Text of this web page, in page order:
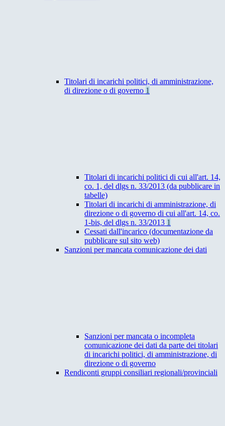
Titolari di incarichi politici, di amministrazione,
di direzione o di governo 1
Titolari di incarichi politici di cui all'art. 14,
co. 1, del dlgs n. 33/2013 (da pubblicare in
tabelle)
Titolari di incarichi di amministrazione, di
direzione o di governo di cui all'art. 14, co.
1-bis, del dlgs n. 33/2013 1
Cessati dall'incarico (documentazione da
pubblicare sul sito web)
Sanzioni per mancata comunicazione dei dati
Sanzioni per mancata o incompleta
comunicazione dei dati da parte dei titolari
di incarichi politici, di amministrazione, di
direzione o di governo
Rendiconti gruppi consiliari regionali/provinciali